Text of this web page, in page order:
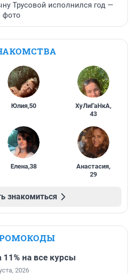
Трусовой исполнился год —
фото
Юлия,50 ХуЛиГаНкА,
43
Елена,38 Анастасия,
29
знакомиться
11% на все курсы
2026